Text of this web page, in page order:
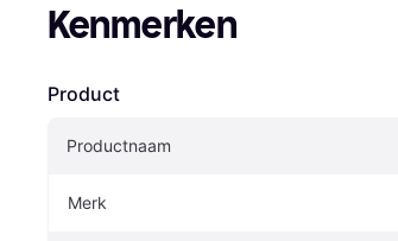
Kenmerken
Product
Productnaam
Merk